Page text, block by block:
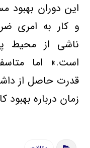
اين دوران بهبود
و کار به امري
ناشي از محيط
است.» اما
قدرت حاصل از
زمان درباره بهبود